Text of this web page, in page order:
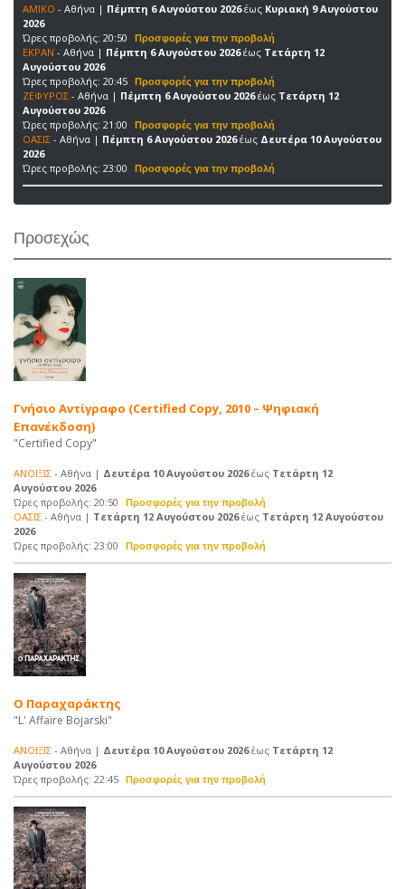
ΑΜΙΚΟ - Αθήνα | Πέμπτη 6 Αυγούστου 2026έως Κυριακή 9 Αυγούστου
2026
Ώρες προβολής: 20:50
ΕΚΡΑΝ - Αθήνα | Πέμπτη 6 Αυγούστου 2026έως Τετάρτη 12
Αυγούστου 2026
Ώρες προβολής: 20:45
ΖΕΦΥΡΟΣ - Αθήνα | Πέμπτη 6 Αυγούστου 2026έως Τετάρτη 12
Αυγούστου 2026
Ώρες προβολής: 21:00
ΟΑΣΙΣ - Αθήνα | Πέμπτη 6 Αυγούστου 2026έως Δευτέρα 10 Αυγούστου
2026
Ώρες προβολής: 23:00
Προσεχώς
Γνήσιο Αντίγραφο (Certified Copy, 2010 – Ψηφιακή
Επανέκδοση)
"Certified Copy"
ΑΝΟΙΞΙΣ - Αθήνα | Δευτέρα 10 Αυγούστου 2026έως Τετάρτη 12
Αυγούστου 2026
Ώρες προβολής: 20:50
ΟΑΣΙΣ - Αθήνα | Τετάρτη 12 Αυγούστου 2026έως Τετάρτη 12 Αυγούστου
2026
Ώρες προβολής: 23:00
Ο Παραχαράκτης
"L' Affaire Bojarski"
ΑΝΟΙΞΙΣ - Αθήνα | Δευτέρα 10 Αυγούστου 2026έως Τετάρτη 12
Αυγούστου 2026
Ώρες προβολής: 22:45